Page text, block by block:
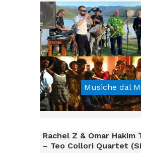
Musiche dal
Rachel Z & Omar Hakim
– Teo Collori Quartet